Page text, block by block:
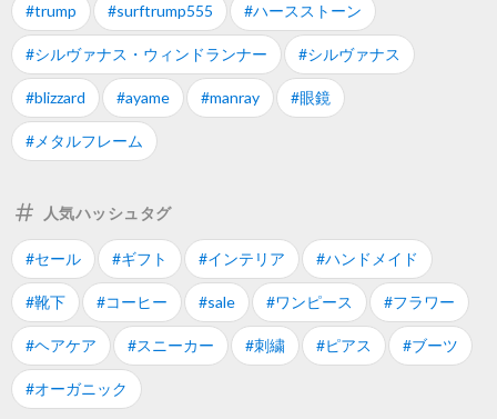
#trump #surftrump555 #ハースストーン
#シルヴァナス・ウィンドランナー #シルヴァナス
#blizzard #ayame #manray #眼鏡
#メタルフレーム
人気ハッシュタグ
#セール #ギフト #インテリア #ハンドメイド
#靴下 #コーヒー #sale #ワンピース #フラワー
#ヘアケア #スニーカー #刺繍 #ピアス #ブーツ
#オーガニック